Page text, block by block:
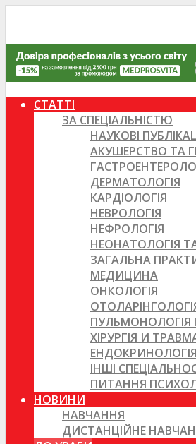
СТАТТІ
ЗА СПЕЦІАЛЬНІСТЮ
НАУКОВІ
АКУШЕРСТВО ТА
ДЕРМАТОЛОГІЯ
КАРДІОЛОГІЯ
НЕВРОЛОГІЯ
НЕФРОЛОГІЯ
НЕОНАТОЛОГІЯ
ЗАГАЛЬНА
МЕДИЦИНА
ОНКОЛОГІЯ
ПУЛЬМОНОЛОГІЯ
ХІРУРГІЯ И
ЕНДОКРИНОЛОГІЯ
ІНШІ
ПИТАННЯ
НОВИНИ
НАВЧАННЯ
ДИСТАНЦІЙНЕ